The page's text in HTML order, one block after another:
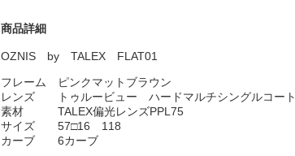
商品詳細
OZNIS by TALEX FLAT01
フレーム
ピンクマットブラウン
レンズ トゥルービュー ハードマルチシングルコート
素材 TALEX偏光レンズPPL75
サイズ 57□16 118
カーブ 6カーブ